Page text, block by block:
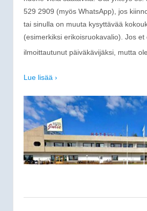
529 2909 (myös WhatsApp), jos
tai sinulla on muuta kysyttävää
(esimerkiksi erikoisruokavalio). Jos et
ilmoittautunut päiväkävijäksi, mutta
Lue lisää ›